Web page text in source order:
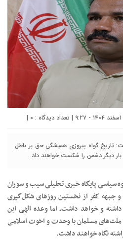
۰ |
گواه پیروزی همیشگی حق بر باطل
دیگر دشمن را شکست خواهند داد.
سیاسی پایگاه خبری تحلیلی سیب و سوران
و جبهه کفر از نخستین روزهای شکل‌گیری
داشته و خواهد داشت، اما وعده الهی این
مسلمان با وحدت و اخوت اسلامی
نگاه خواهند داشت.